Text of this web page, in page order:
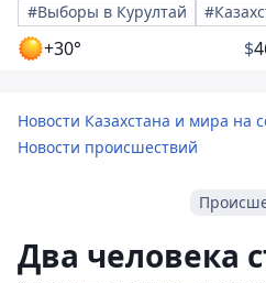
#Выборы в Курултай
+30° $
Новости Казахстана и мира на
Новости происшествий
Два человека